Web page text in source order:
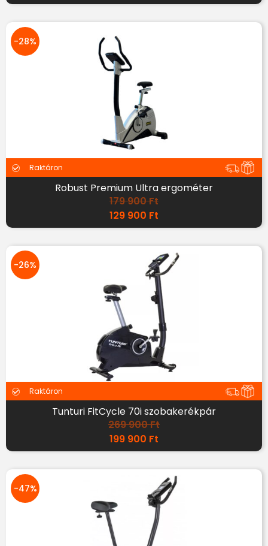
-28%
Raktáron
Robust Premium Ultra ergométer
179 900Ft
129 900 Ft
-26%
Raktáron
Tunturi FitCycle 70i szobakerékpár
269 900Ft
199 900 Ft
-47%